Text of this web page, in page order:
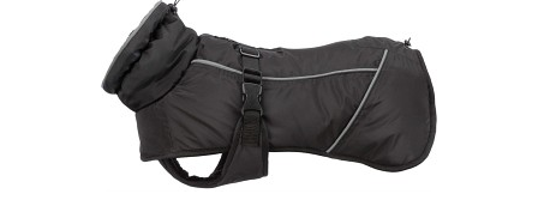
Previous